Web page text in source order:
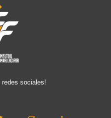
redes sociales!